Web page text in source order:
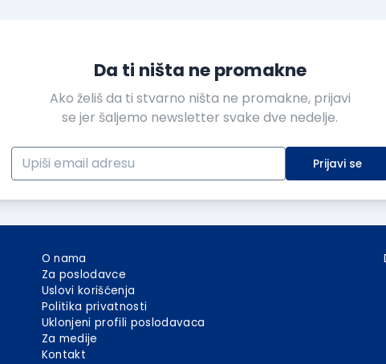
Da ti ništa ne promakne
Ako želiš da ti stvarno ništa ne promakne, prijavi
se jer šaljemo newsletter svake dve nedelje.
Prijavi se
O nama
Za poslodavce
Uslovi korišćenja
Politika privatnosti
Uklonjeni profili poslodavaca
Za medije
Kontakt